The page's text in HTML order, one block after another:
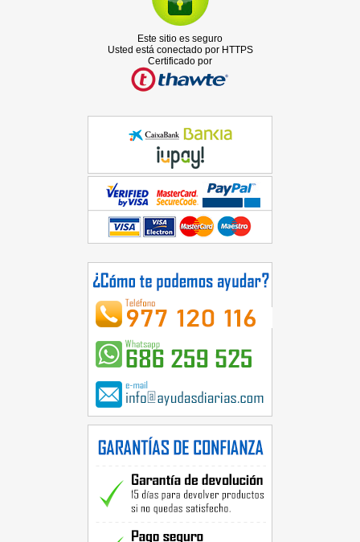
Este sitio es seguro
Usted está conectado por HTTPS
Certificado por